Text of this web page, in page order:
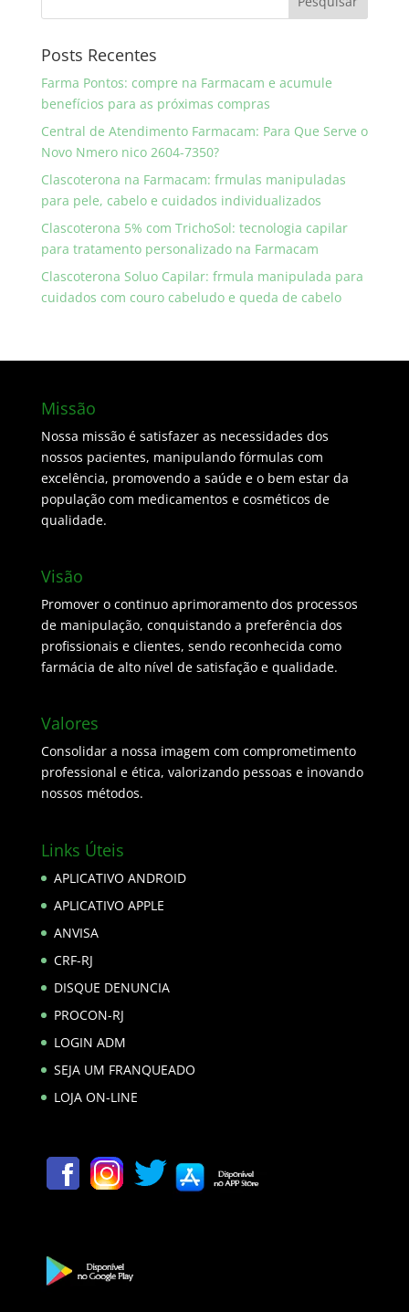
Posts Recentes
Farma Pontos: compre na Farmacam e acumule
benefícios para as próximas compras
Central de Atendimento Farmacam: Para Que Serve o
Novo Nmero nico 2604-7350?
Clascoterona na Farmacam: frmulas manipuladas
para pele, cabelo e cuidados individualizados
Clascoterona 5% com TrichoSol: tecnologia capilar
para tratamento personalizado na Farmacam
Clascoterona Soluo Capilar: frmula manipulada para
cuidados com couro cabeludo e queda de cabelo
Missão
Nossa missão é satisfazer as necessidades dos
nossos pacientes, manipulando fórmulas com
excelência, promovendo a saúde e o bem estar da
população com medicamentos e cosméticos de
qualidade.
Visão
Promover o continuo aprimoramento dos processos
de manipulação, conquistando a preferência dos
profissionais e clientes, sendo reconhecida como
farmácia de alto nível de satisfação e qualidade.
Valores
Consolidar a nossa imagem com comprometimento
professional e ética, valorizando pessoas e inovando
nossos métodos.
Links Úteis
APLICATIVO ANDROID
APLICATIVO APPLE
ANVISA
CRF-RJ
DISQUE DENUNCIA
PROCON-RJ
LOGIN ADM
SEJA UM FRANQUEADO
LOJA ON-LINE